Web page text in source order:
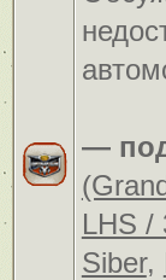
—
LHS /
Siber,